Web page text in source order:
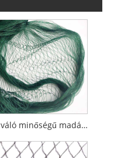
Kiváló minőségű madárvédelmi háló Hálós madárháló madarak fogásához